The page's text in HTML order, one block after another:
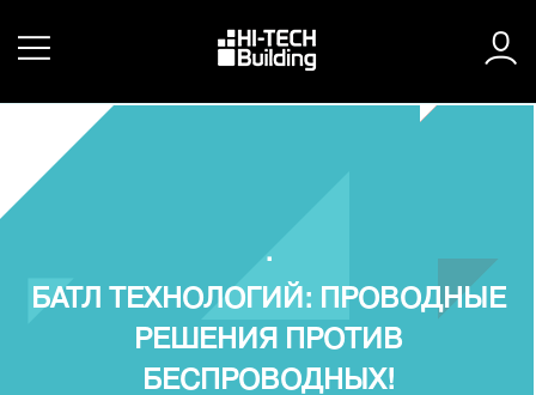
.
БАТЛ ТЕХНОЛОГИЙ: ПРОВОДНЫЕ
РЕШЕНИЯ ПРОТИВ
БЕСПРОВОДНЫХ!